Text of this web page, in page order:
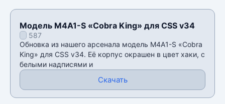
Модель M4A1-S «Cobra King» для CSS v34
587
Обновка из нашего арсенала модель M4A1-S «Cobra
King» для CSS v34. Её корпус окрашен в цвет хаки, с
белыми надписями и
Скачать